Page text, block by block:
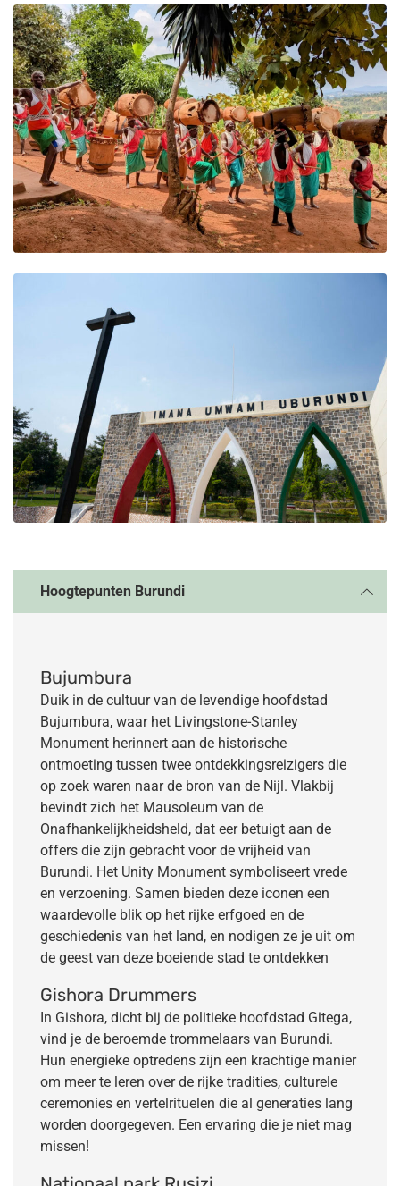
Hoogtepunten Burundi
Bujumbura
Duik in de cultuur van de levendige hoofdstad
Bujumbura, waar het Livingstone-Stanley
Monument herinnert aan de historische
ontmoeting tussen twee ontdekkingsreizigers die
op zoek waren naar de bron van de Nijl. Vlakbij
bevindt zich het Mausoleum van de
Onafhankelijkheidsheld, dat eer betuigt aan de
offers die zijn gebracht voor de vrijheid van
Burundi. Het Unity Monument symboliseert vrede
en verzoening. Samen bieden deze iconen een
waardevolle blik op het rijke erfgoed en de
geschiedenis van het land, en nodigen ze je uit om
de geest van deze boeiende stad te ontdekken
Gishora Drummers
In Gishora, dicht bij de politieke hoofdstad Gitega,
vind je de beroemde trommelaars van Burundi.
Hun energieke optredens zijn een krachtige manier
om meer te leren over de rijke tradities, culturele
ceremonies en vertelrituelen die al generaties lang
worden doorgegeven. Een ervaring die je niet mag
missen!